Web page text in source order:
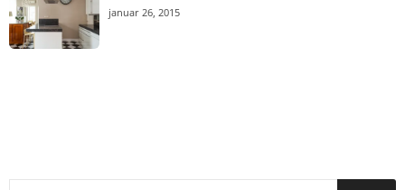
januar 26, 2015